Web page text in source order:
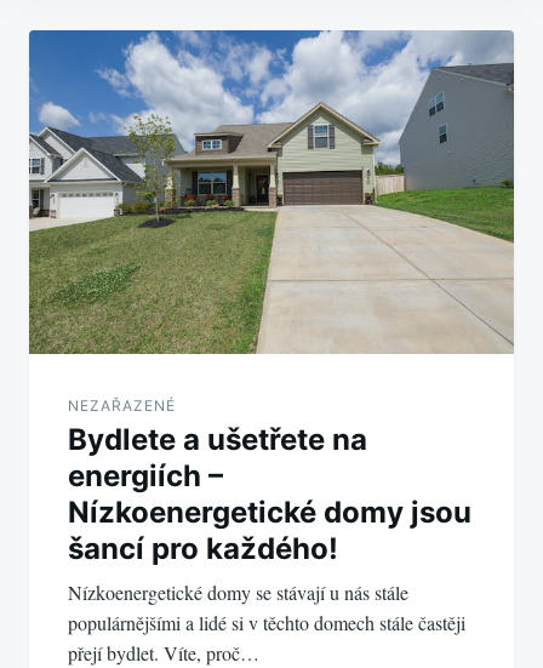
Navigace
pro
příspěvek
NEZAŘAZENÉ
Bydlete a ušetřete na
energiích –
Nízkoenergetické domy jsou
šancí pro každého!
Nízkoenergetické domy se stávají u nás stále
populárnějšími a lidé si v těchto domech stále častěji
přejí bydlet. Víte, proč…